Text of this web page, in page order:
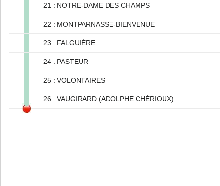
21 : NOTRE-DAME DES CHAMPS
22 : MONTPARNASSE-BIENVENUE
23 : FALGUIÈRE
24 : PASTEUR
25 : VOLONTAIRES
26 : VAUGIRARD (ADOLPHE CHÉRIOUX)